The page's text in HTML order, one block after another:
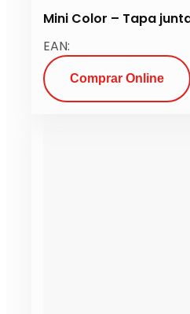
Mini Color – Tapa
EAN:
Comprar Online